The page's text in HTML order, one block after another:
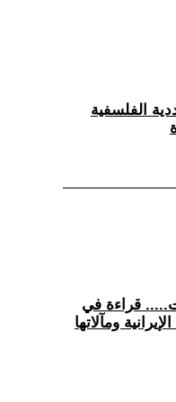
الفلسفية
قراءة في
ومآلاتها